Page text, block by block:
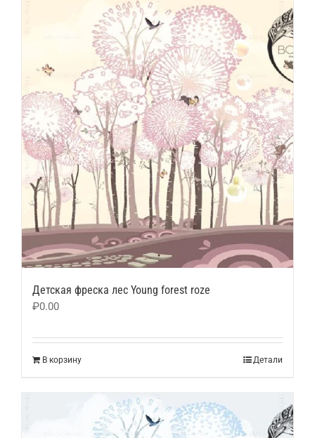
Детская фреска лес Young forest roze
₽0.00
В корзину Детали